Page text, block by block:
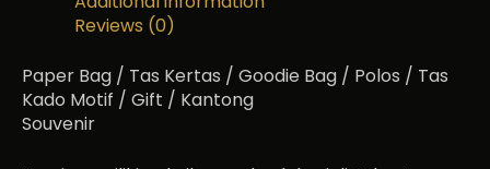
Reviews (0)
Paper Bag / Tas Kertas / Goodie Bag / Polos / Tas
Kado Motif / Gift / Kantong
Souvenir